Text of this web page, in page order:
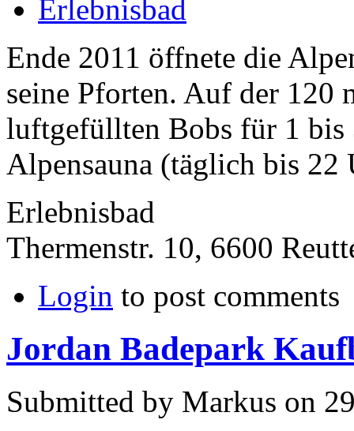
Erlebnisbad
Ende 2011 öffnete die
seine Pforten. Auf der 120
luftgefüllten Bobs für 1 bis
Alpensauna (täglich bis 22
Erlebnisbad
Thermenstr. 10, 6600
Login to post comments
Jordan Badepark
Submitted by Markus on